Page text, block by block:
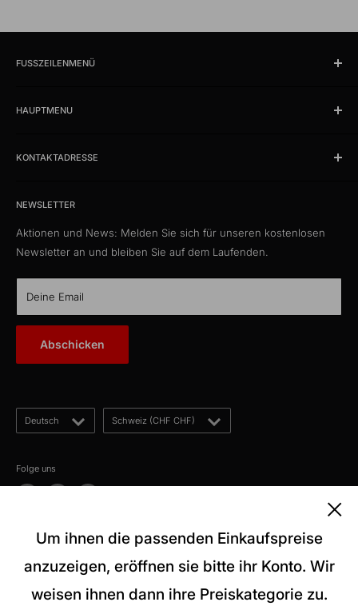
Um ihnen die passenden Einkaufspreise
anzuzeigen, eröffnen sie bitte ihr Konto. Wir
weisen ihnen dann ihre Preiskategorie zu.
FUSSZEILENMENÜ
Öffnungszeiten und Lokalität
AGB
Versandkosten
HAUPTMENU
News
Musterkataloge
Eigenmarke
CustomCables
KabelLexikon
Über uns
Kontakt
Blog
KONTAKTADRESSE
Das Kabelportal. Persönlich. Kompetent. Seit 1997.
CH-5012 Schönenwerd
(Antwort innerhalb von 12 Stunden)
NEWSLETTER
Aktionen und News: Melden Sie sich für unseren kostenlosen
Newsletter an und bleiben Sie auf dem Laufenden.
Deine Email
Abschicken
Sprache
Deutsch Land/Region
Schweiz (CHF CHF)
Folge uns
Wir akzeptieren